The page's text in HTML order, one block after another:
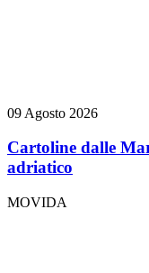
09 Agosto 2026
Cartoline dalle
adriatico
MOVIDA